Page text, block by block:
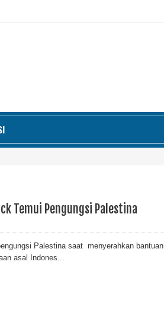
Temui Pengungsi Palestina
Palestina saat menyerahkan bantuan
asal Indones...